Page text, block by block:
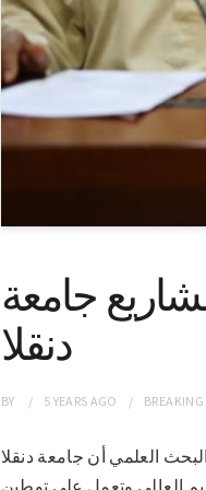
جامعة
دنقلا
BY 5 YEARS AGO BREAKING
والبحث العلمي أن جامعة دنقلا
العالي وتعمل علي توطين